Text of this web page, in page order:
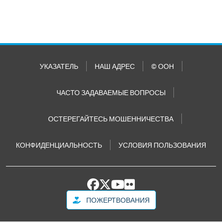
УКАЗАТЕЛЬ НАШ АДРЕС © ООН
ЧАСТО ЗАДАВАЕМЫЕ ВОПРОСЫ
ОСТЕРЕГАЙТЕСЬ МОШЕННИЧЕСТВА
КОНФИДЕНЦИАЛЬНОСТЬ УСЛОВИЯ ПОЛЬЗОВАНИЯ
ПОЖЕРТВОВАНИЯ